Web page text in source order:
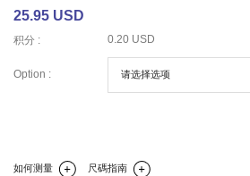
25.95 USD
积分 : 0.20 USD
Option :
如何测量 尺碼指南